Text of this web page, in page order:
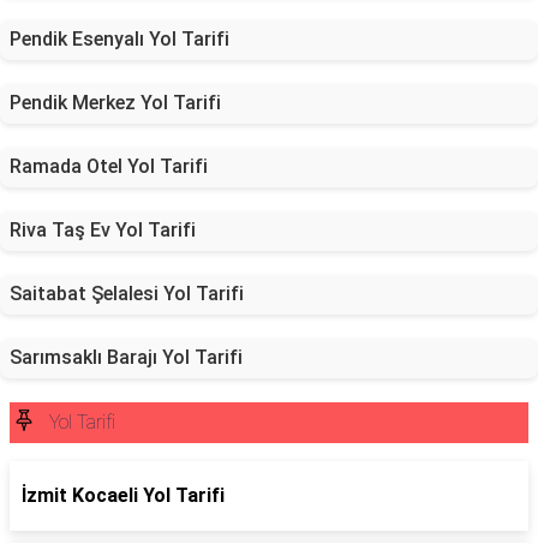
Pendik Esenyalı Yol Tarifi
Pendik Merkez Yol Tarifi
Ramada Otel Yol Tarifi
Riva Taş Ev Yol Tarifi
Saitabat Şelalesi Yol Tarifi
Sarımsaklı Barajı Yol Tarifi
Yol Tarifi
İzmit Kocaeli Yol Tarifi